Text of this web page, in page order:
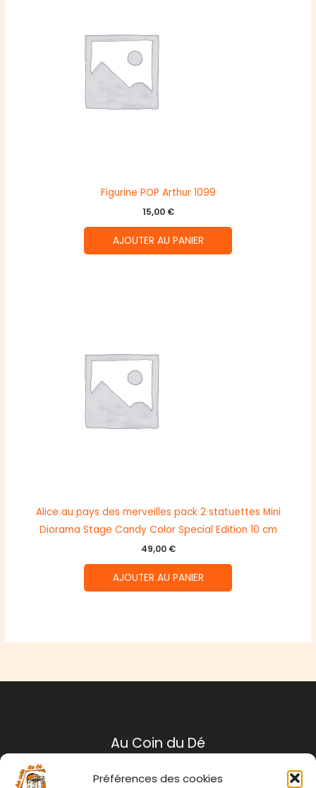
Préférences des cookies
Figurine POP Arthur 1099
15,00 €
AJOUTER AU PANIER
Alice au pays des merveilles pack 2 statuettes Mini
Diorama Stage Candy Color Special Edition 10 cm
49,00 €
AJOUTER AU PANIER
Au Coin du Dé